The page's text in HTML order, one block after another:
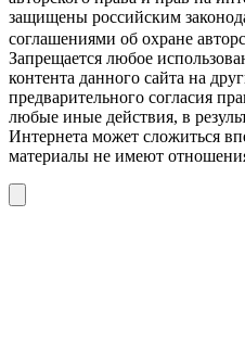
защищены российским
соглашениями об охране
Запрещается любое
контента данного сайта на
предварительного согласия
любые иные действия, в
Интернета может сложиться
материалы не имеют